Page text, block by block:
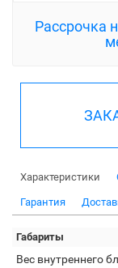
Рассрочка
Характеристики
Гарантия
Габариты
Вес внутреннего